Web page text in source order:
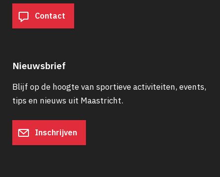
Contact
Nieuwsbrief
Blijf op de hoogte van sportieve activiteiten, events,
tips en nieuws uit Maastricht.
Inschrijven